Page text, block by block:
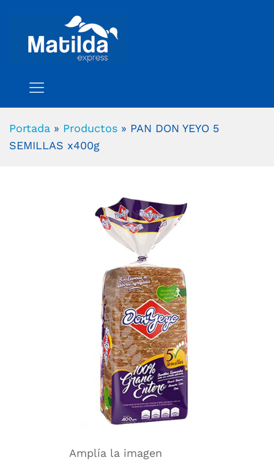
Portada » Productos » PAN DON YEYO 5
SEMILLAS x400g
Amplía la imagen